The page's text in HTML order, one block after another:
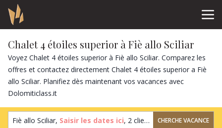
Chalet 4 étoiles superior à Fiè allo Sciliar
Voyez Chalet 4 étoiles superior à Fiè allo Sciliar. Comparez les
offres et contactez directement Chalet 4 étoiles superior a Fiè
allo Sciliar. Planifiez dès maintenant vos vacances avec
Dolomiticlass.it
Fiè allo Sciliar, Saisir les dates ici, 2 clients ,1 chambre
CHERCHE VACANCE